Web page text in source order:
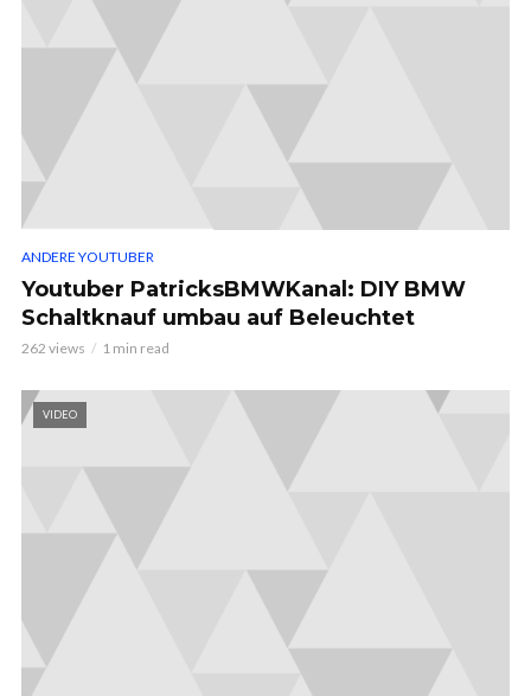
ANDERE YOUTUBER
Youtuber PatricksBMWKanal: DIY BMW
Schaltknauf umbau auf Beleuchtet
262 views 1 min read
VIDEO